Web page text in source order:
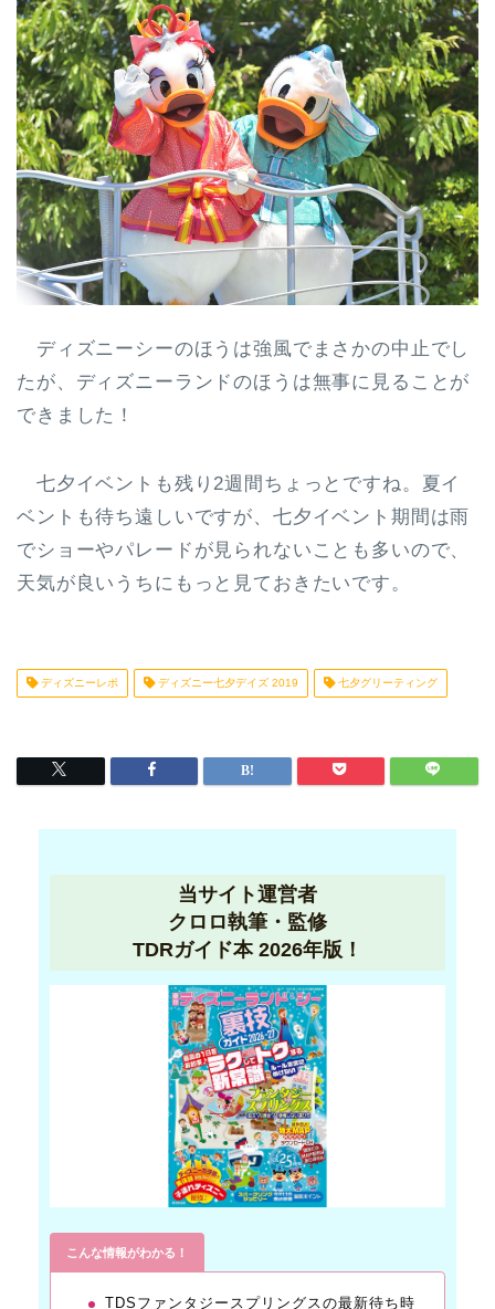
ディズニーシーのほうは強風でまさかの中止でし
たが、ディズニーランドのほうは無事に見ることが
できました！
七夕イベントも残り2週間ちょっとですね。夏イ
ベントも待ち遠しいですが、七夕イベント期間は雨
でショーやパレードが見られないことも多いので、
天気が良いうちにもっと見ておきたいです。
ディズニーレポ ディズニー七夕デイズ 2019 七夕グリーティング
当サイト運営者
クロロ執筆・監修
TDRガイド本 2026年版！
こんな情報がわかる！
TDSファンタジースプリングスの最新待ち時